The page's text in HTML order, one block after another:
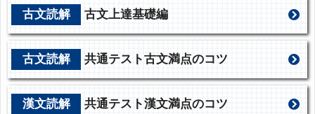
古文読解 古文上達基礎編
古文読解 共通テスト古文満点のコツ
漢文読解 共通テスト漢文満点のコツ